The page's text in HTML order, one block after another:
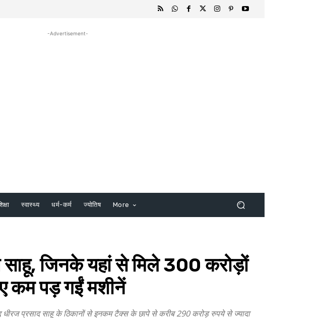
-Advertisement-
स्वास्थ्य धर्म-कर्म ज्योतिष More
जिनके यहां से मिले 300 करोड़ों
कम पड़ गईं मशीनें
प्रसाद साहू के ठिकानों से इनकम टैक्स के छापे से करीब 290 करोड़ रुपये से ज्यादा